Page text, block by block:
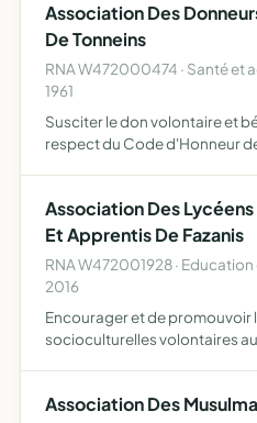
Association Des
De Tonneins
RNA W472000474 · Santé et
1961
Susciter le don volontaire et
respect du Code d'Honneur
représenter ses adhére…
Association Des
Et Apprentis De Fazanis
RNA W472001928 ·
2016
Encourager et de promouvoir
socioculturelles volontaires au
d'animatio…
Association Des